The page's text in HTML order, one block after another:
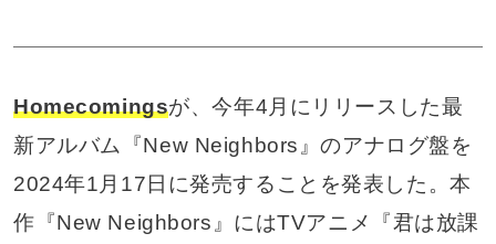
Homecomingsが、今年4月にリリースした最
新アルバム『New Neighbors』のアナログ盤を
2024年1月17日に発売することを発表した。本
作『New Neighbors』にはTVアニメ『君は放課